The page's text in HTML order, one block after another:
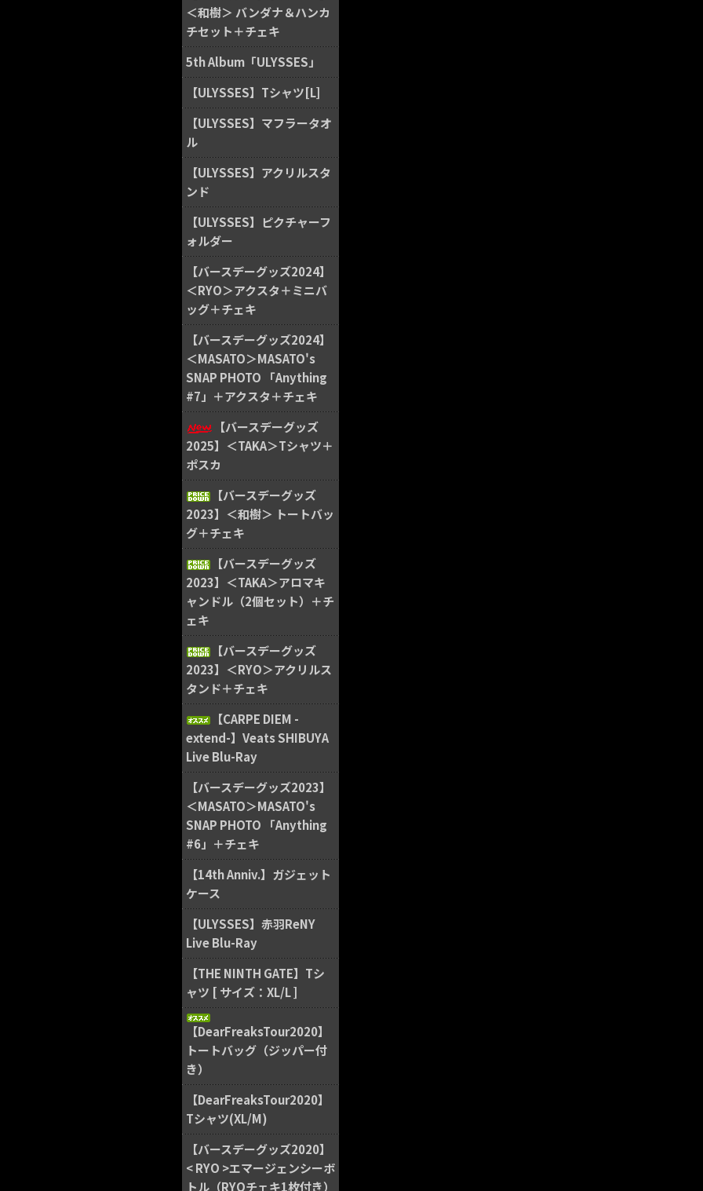
＜和樹＞ バンダナ＆ハンカ
チセット＋チェキ
5th Album「ULYSSES」
【ULYSSES】Tシャツ[L]
【ULYSSES】マフラータオ
ル
【ULYSSES】アクリルスタ
ンド
【ULYSSES】ピクチャーフ
ォルダー
【バースデーグッズ2024】
＜RYO＞アクスタ＋ミニバ
ッグ＋チェキ
【バースデーグッズ2024】
＜MASATO＞MASATO's
SNAP PHOTO 「Anything
#7」＋アクスタ＋チェキ
【バースデーグッズ
2025】＜TAKA＞Tシャツ＋
ポスカ
【バースデーグッズ
2023】＜和樹＞ トートバッ
グ＋チェキ
【バースデーグッズ
2023】＜TAKA＞アロマキ
ャンドル（2個セット）＋チ
ェキ
【バースデーグッズ
2023】＜RYO＞アクリルス
タンド＋チェキ
【CARPE DIEM -
extend-】Veats SHIBUYA
Live Blu-Ray
【バースデーグッズ2023】
＜MASATO＞MASATO's
SNAP PHOTO 「Anything
#6」＋チェキ
【14th Anniv.】ガジェット
ケース
【ULYSSES】赤羽ReNY
Live Blu-Ray
【THE NINTH GATE】Tシ
ャツ [ サイズ：XL/L ]
【DearFreaksTour2020】
トートバッグ（ジッパー付
き）
【DearFreaksTour2020】
Tシャツ(XL/M)
【バースデーグッズ2020】
< RYO >エマージェンシーボ
トル（RYOチェキ1枚付き）